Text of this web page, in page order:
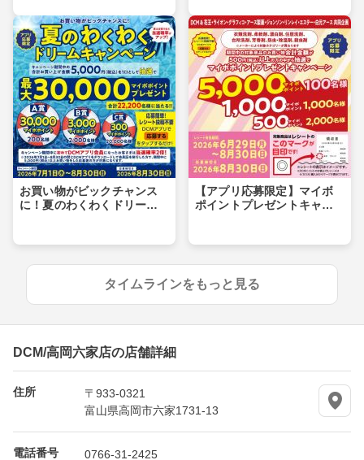
お買い物がビックチャンス
に！夏のわくわくドリーム
【アプリ応募限定】マイボ
ポイントプレゼントキャン
タイムラインをもっと見る
DCM/高岡六家店の店舗詳細
住所
〒933-0321
富山県高岡市六家1731-13
電話番号 0766-31-2425